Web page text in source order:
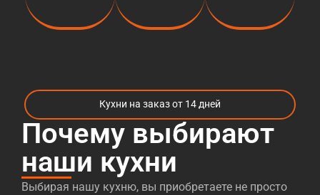
Кухни на заказ от 14 дней
Почему выбирают
наши кухни
Выбирая нашу кухню, вы приобретаете не просто